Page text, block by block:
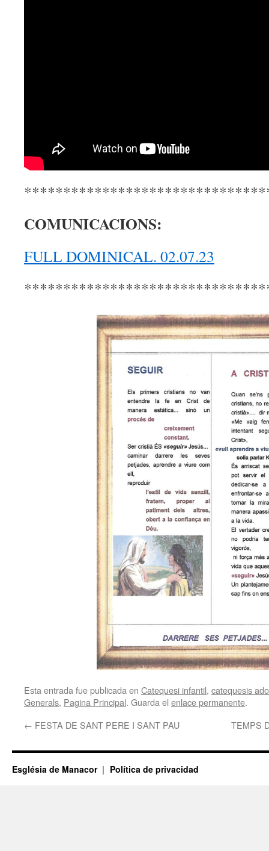
COMUNICACIONS:
FULL DOMINICAL. 02.07.23
Esta entrada fue publicada en Catequesi infantil, catequesis
Generals, Pagina Principal. Guarda el enlace permanente.
← FESTA DE SANT PERE I SANT PAU TEMPS
Església de Manacor Política de privacidad